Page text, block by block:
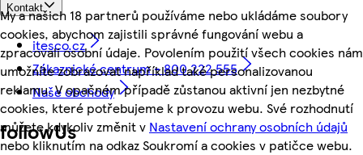
My a našich 18 partnerů používáme nebo ukládáme soubory
cookies, abychom zajistili správné fungování webu a
zpracovali osobní údaje. Povolením použití všech cookies nám
umožníte zobrazovat například také personalizovanou
reklamu. V opačném případě zůstanou aktivní jen nezbytné
cookies, které potřebujeme k provozu webu. Své rozhodnutí
můžete kdykoliv změnit v Nastavení ochrany osobních údajů
nebo kliknutím na odkaz Soukromí a cookies v patičce webu.
Kontakt
itesco.cz
Zákaznické centrum - 800 222 555
Naše obchody
followUs